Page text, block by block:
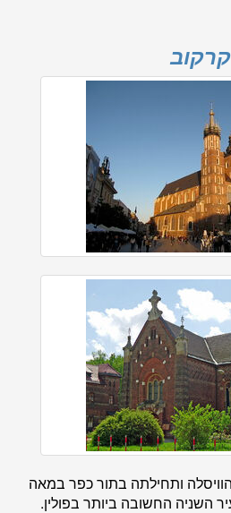
קרקוב
ותחילתה בתור כפר במאה
השניה החשובה ביותר בפולין.